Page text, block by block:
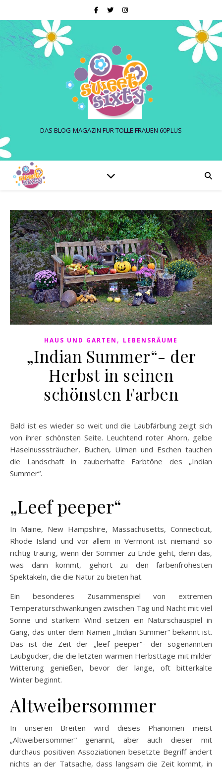
DAS BLOG-MAGAZIN FÜR TOLLE FRAUEN 60PLUS
HAUS UND GARTEN , LEBENSRÄUME
„Indian Summer“- der
Herbst in seinen
schönsten Farben
Bald ist es wieder so weit und die Laubfärbung zeigt sich
von ihrer schönsten Seite. Leuchtend roter Ahorn, gelbe
Haselnusssträucher, Buchen, Ulmen und Eschen tauchen
die Landschaft in zauberhafte Farbtöne des „Indian
Summer“.
„Leef peeper“
In Maine, New Hampshire, Massachusetts, Connecticut,
Rhode Island und vor allem in Vermont ist niemand so
richtig traurig, wenn der Sommer zu Ende geht, denn das,
was dann kommt, gehört zu den farbenfrohesten
Spektakeln, die die Natur zu bieten hat.
Ein besonderes Zusammenspiel von extremen
Temperaturschwankungen zwischen Tag und Nacht mit viel
Sonne und starkem Wind setzen ein Naturschauspiel in
Gang, das unter dem Namen „Indian Summer“ bekannt ist.
Das ist die Zeit der „leef peeper“- der sogenannten
Laubgucker, die die letzten warmen Herbsttage mit milder
Witterung genießen, bevor der lange, oft bitterkalte
Winter beginnt.
Altweibersommer
In unseren Breiten wird dieses Phänomen meist
„Altweibersommer“ genannt, aber auch dieser mit
durchaus positiven Assoziationen besetzte Begriff ändert
nichts an der Tatsache, dass langsam die Zeit kommt, in